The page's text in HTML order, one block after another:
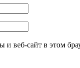
веб-сайт в этом